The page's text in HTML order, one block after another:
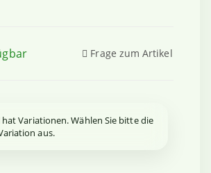
Frage zum Artikel
hat Variationen. Wählen Sie bitte die
aus.